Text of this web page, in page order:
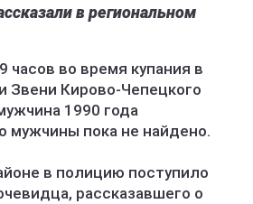
в региональном
часов во время купания в
Звени Кирово-Чепецкого
1990 года
мужчины пока не найдено.
в полицию поступило
рассказавшего о